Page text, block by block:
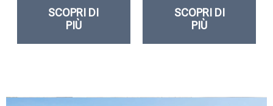
SCOPRI DI
PIÙ
SCOPRI DI
PIÙ